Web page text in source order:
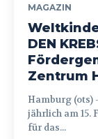
MAGAZIN
DEN
Zentrum
Hamburg (ots) - Mit dem Weltkinderkrebstag, der
jährlich am
für das...